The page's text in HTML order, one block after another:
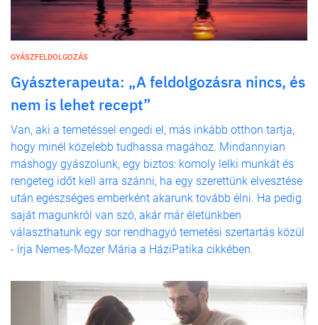
GYÁSZFELDOLGOZÁS
Gyászterapeuta: „A feldolgozásra nincs, és
nem is lehet recept”
Van, aki a temetéssel engedi el, más inkább otthon tartja,
hogy minél közelebb tudhassa magához. Mindannyian
máshogy gyászolunk, egy biztos: komoly lelki munkát és
rengeteg időt kell arra szánni, ha egy szerettünk elvesztése
után egészséges emberként akarunk tovább élni. Ha pedig
saját magunkról van szó, akár már életünkben
választhatunk egy sor rendhagyó temetési szertartás közül
- írja Nemes-Mozer Mária a HáziPatika cikkében.